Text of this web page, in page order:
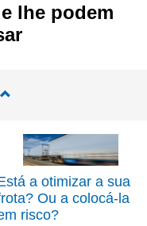
lhe podem
a otimizar a sua
Ou a colocá-la
risco?